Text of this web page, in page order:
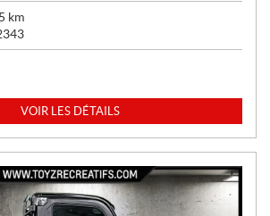
km
VOIR LES DÉTAILS